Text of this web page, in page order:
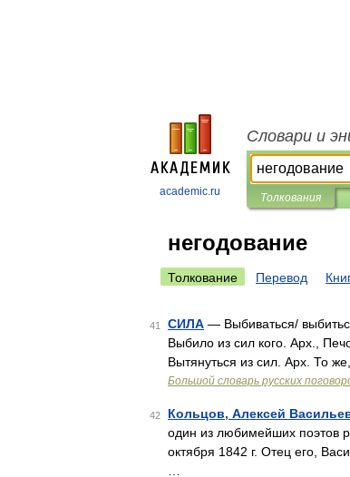
academic.ru
Словари и
Толкования
негодование
Толкование Перевод
41 СИЛА — Выбиваться/
Выбило из сил кого. Арх.,
Вытянуться из сил. Арх. То
Большой словарь русских
42 Кольцов, Алексей
один из любимейших поэтов
октября 1842 г. Отец его,